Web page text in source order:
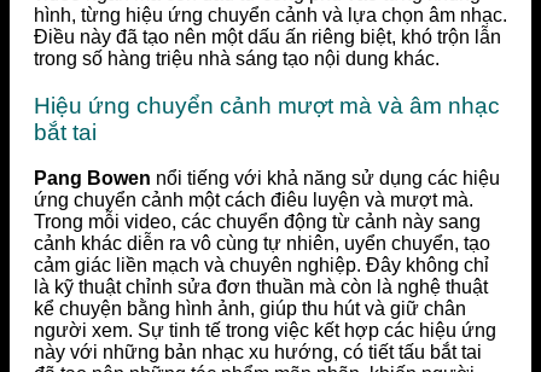
hình, từng hiệu ứng chuyển cảnh và lựa chọn âm nhạc.
Điều này đã tạo nên một dấu ấn riêng biệt, khó trộn lẫn
trong số hàng triệu nhà sáng tạo nội dung khác.
Hiệu ứng chuyển cảnh mượt mà và âm nhạc
bắt tai
Pang Bowen nổi tiếng với khả năng sử dụng các hiệu
ứng chuyển cảnh một cách điêu luyện và mượt mà.
Trong mỗi video, các chuyển động từ cảnh này sang
cảnh khác diễn ra vô cùng tự nhiên, uyển chuyển, tạo
cảm giác liền mạch và chuyên nghiệp. Đây không chỉ
là kỹ thuật chỉnh sửa đơn thuần mà còn là nghệ thuật
kể chuyện bằng hình ảnh, giúp thu hút và giữ chân
người xem. Sự tinh tế trong việc kết hợp các hiệu ứng
này với những bản nhạc xu hướng, có tiết tấu bắt tai